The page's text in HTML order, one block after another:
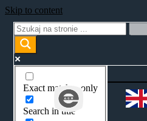
Skip to content
Exact matches only
Search in title